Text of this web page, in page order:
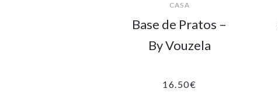
CASA
Base de Pratos –
By Vouzela
16.50€